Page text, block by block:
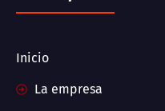
Inicio
La empresa